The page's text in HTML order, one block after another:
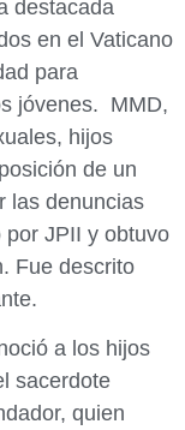
destacada
en el Vaticano
para
jóvenes. MMD,
hijos
de un
las denuncias
JPII y obtuvo
Fue descrito
a los hijos
sacerdote
quien